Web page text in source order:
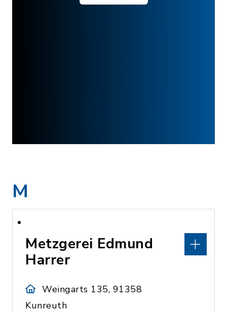
M
Metzgerei Edmund
Harrer
Weingarts 135, 91358
Kunreuth